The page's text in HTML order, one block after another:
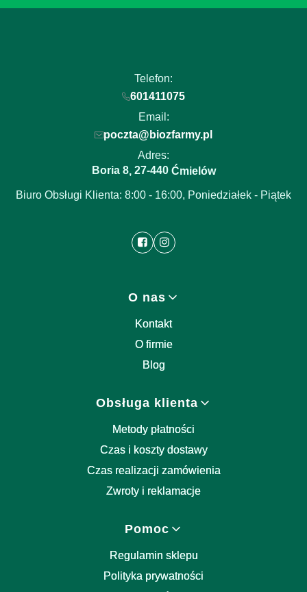
Telefon:
601411075
Email:
poczta@biozfarmy.pl
Adres:
Boria 8, 27-440Ćmielów
Biuro Obsługi Klienta: 8:00 - 16:00, Poniedziałek - Piątek
O nas
Kontakt
O firmie
Blog
Obsługa klienta
Metody płatności
Czas i koszty dostawy
Czas realizacji zamówienia
Zwroty i reklamacje
Pomoc
Regulamin sklepu
Polityka prywatności